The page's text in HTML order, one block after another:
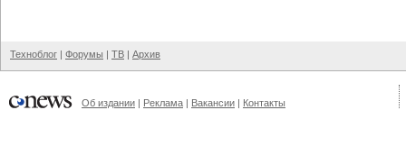
Техноблог | Форумы | ТВ | Архив
Об издании | Реклама | Вакансии | Контакты